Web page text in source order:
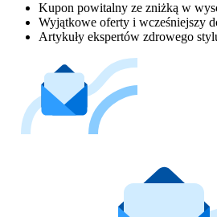
Kupon powitalny ze zniżką w
Wyjątkowe oferty i wcześniejszy
Artykuły ekspertów zdrowego